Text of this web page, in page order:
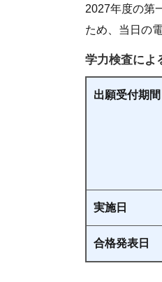
2027年度の第
ため、当日の
学力検査によ
出願受付期間
実施日
合格発表日